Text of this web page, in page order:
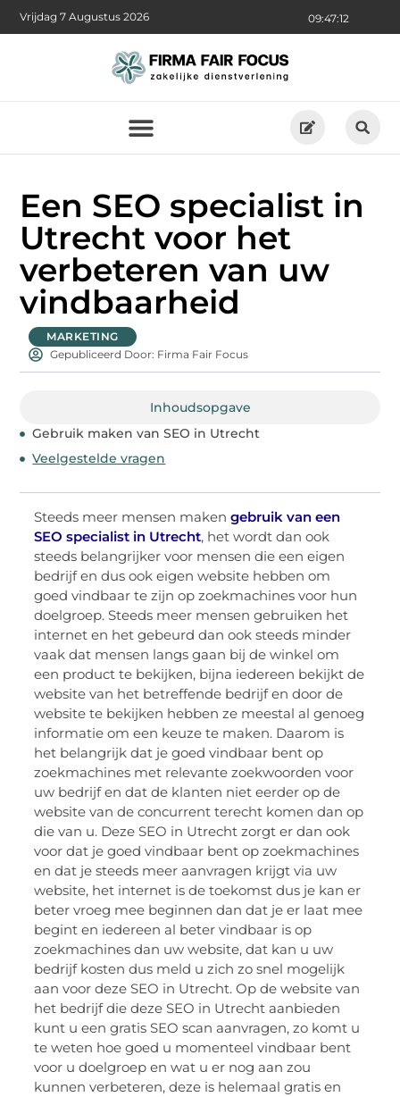
09:47:13
Vrijdag 7 Augustus 2026
Een SEO specialist in
Utrecht voor het
verbeteren van uw
vindbaarheid
MARKETING
Gepubliceerd Door: Firma Fair Focus
Inhoudsopgave
Gebruik maken van SEO in Utrecht
Veelgestelde vragen
Steeds meer mensen makengebruik van een
SEO specialist in Utrecht, het wordt dan ook
steeds belangrijker voor mensen die een eigen
bedrijf en dus ook eigen website hebben om
goed vindbaar te zijn op zoekmachines voor hun
doelgroep. Steeds meer mensen gebruiken het
internet en het gebeurd dan ook steeds minder
vaak dat mensen langs gaan bij de winkel om
een product te bekijken, bijna iedereen bekijkt de
website van het betreffende bedrijf en door de
website te bekijken hebben ze meestal al genoeg
informatie om een keuze te maken. Daarom is
het belangrijk dat je goed vindbaar bent op
zoekmachines met relevante zoekwoorden voor
uw bedrijf en dat de klanten niet eerder op de
website van de concurrent terecht komen dan op
die van u. Deze SEO in Utrecht zorgt er dan ook
voor dat je goed vindbaar bent op zoekmachines
en dat je steeds meer aanvragen krijgt via uw
website, het internet is de toekomst dus je kan er
beter vroeg mee beginnen dan dat je er laat mee
begint en iedereen al beter vindbaar is op
zoekmachines dan uw website, dat kan u uw
bedrijf kosten dus meld u zich zo snel mogelijk
aan voor deze SEO in Utrecht. Op de website van
het bedrijf die deze SEO in Utrecht aanbieden
kunt u een gratis SEO scan aanvragen, zo komt u
te weten hoe goed u momenteel vindbaar bent
voor u doelgroep en wat u er nog aan zou
kunnen verbeteren, deze is helemaal gratis en